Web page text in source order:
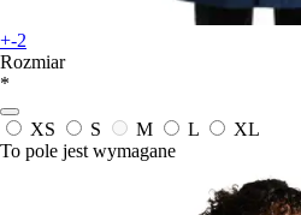
+-2
Rozmiar
*
XS S M L
XL
To pole jest wymagane